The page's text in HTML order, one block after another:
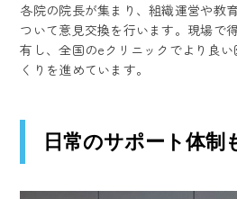
各院の院長が集まり、組織運営や教
ついて意見交換を行います。現場で
有し、全国のeクリニックでより良
くりを進めています。
日常のサポート体制